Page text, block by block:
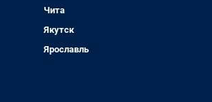
Чита
Якутск
Ярославль